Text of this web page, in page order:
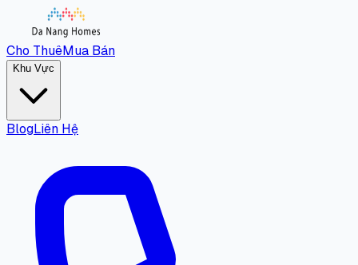
Cho ThuêMua Bán
Khu Vực
BlogLiên Hệ